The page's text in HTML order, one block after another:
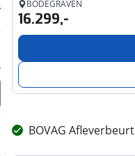
BODEGRAVEN
16.299,-
BOVAG Afleverbeurt